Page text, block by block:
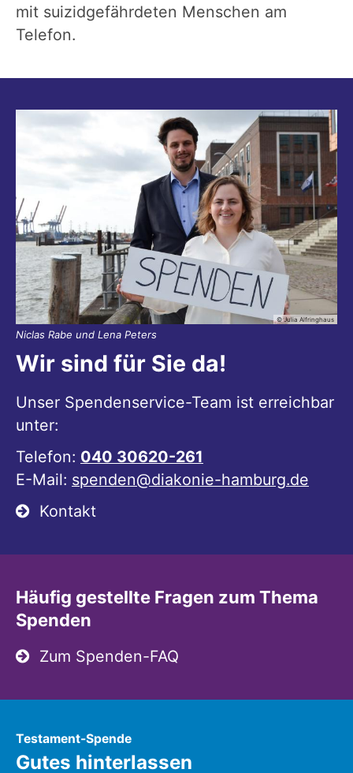
mit suizidgefährdeten Menschen am
Telefon.
© Julia Alfringhaus
Niclas Rabe und Lena Peters
Wir sind für Sie da!
Unser Spendenservice-Team ist erreichbar
unter:
Telefon: 040 30620-261
E-Mail: spenden@diakonie-hamburg.de
Kontakt
Häufig gestellte Fragen zum Thema
Spenden
Zum Spenden-FAQ
Testament-Spende:
Gutes hinterlassen